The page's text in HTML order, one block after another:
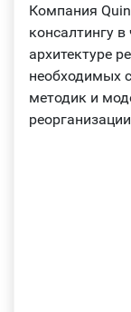
Компания
консалтингу
архитектуре
необходимых
методик и